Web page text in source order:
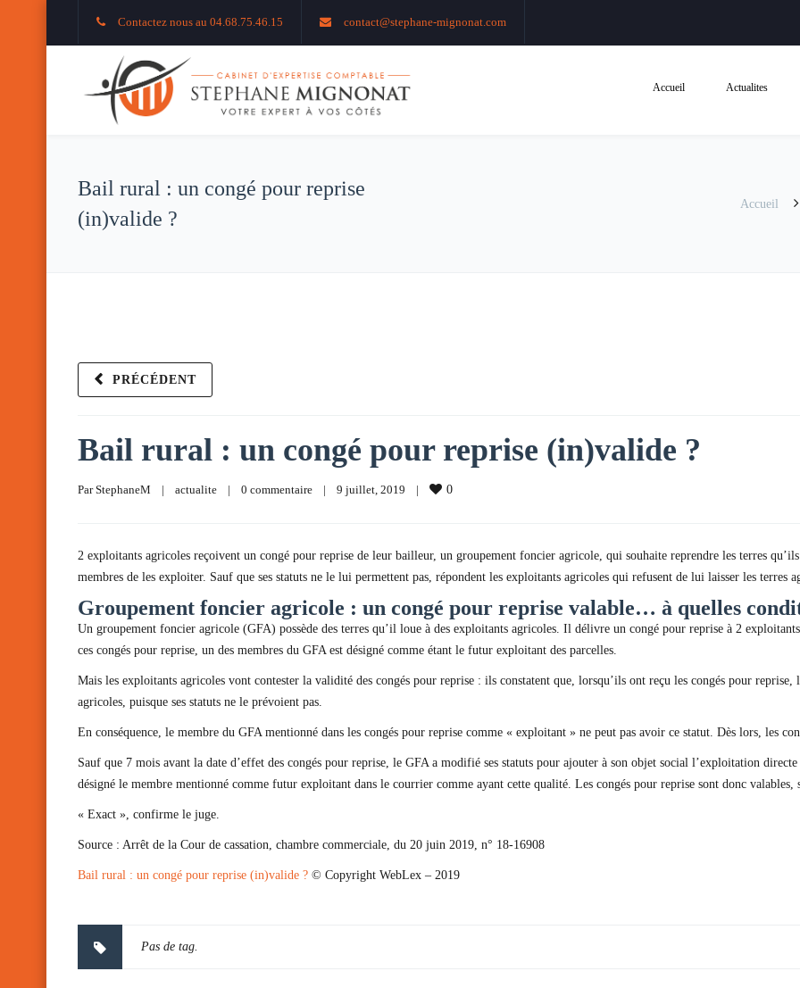
Contactez nous au 04.68.75.46.15 contact@stephane-mignonat.com
Accueil Actualites
Bail rural : un congé pour reprise
(in)valide ?
Accueil
PRÉCÉDENT
Bail rural : un congé pour reprise (in)valide ?
Par StephaneM | actualite | 0 commentaire | 9 juillet, 2019 | 0
2 exploitants agricoles reçoivent un congé pour reprise de leur bailleur, un groupement foncier agricole, qui souhaite reprendre les terres
membres de les exploiter. Sauf que ses statuts ne le lui permettent pas, répondent les exploitants agricoles qui refusent de lui laisser les terres
Groupement foncier agricole : un congé pour reprise valable… à quelles
Un groupement foncier agricole (GFA) possède des terres qu’il loue à des exploitants agricoles. Il délivre un congé pour reprise à 2
ces congés pour reprise, un des membres du GFA est désigné comme étant le futur exploitant des parcelles.
Mais les exploitants agricoles vont contester la validité des congés pour reprise : ils constatent que, lorsqu’ils ont reçu les congés pour
agricoles, puisque ses statuts ne le prévoient pas.
En conséquence, le membre du GFA mentionné dans les congés pour reprise comme « exploitant » ne peut pas avoir ce statut. Dès lors, les
Sauf que 7 mois avant la date d’effet des congés pour reprise, le GFA a modifié ses statuts pour ajouter à son objet social l’exploitation
désigné le membre mentionné comme futur exploitant dans le courrier comme ayant cette qualité. Les congés pour reprise sont donc valables,
« Exact », confirme le juge.
Source : Arrêt de la Cour de cassation, chambre commerciale, du 20 juin 2019, n° 18-16908
Bail rural : un congé pour reprise (in)valide ? © Copyright WebLex – 2019
Pas de tag.